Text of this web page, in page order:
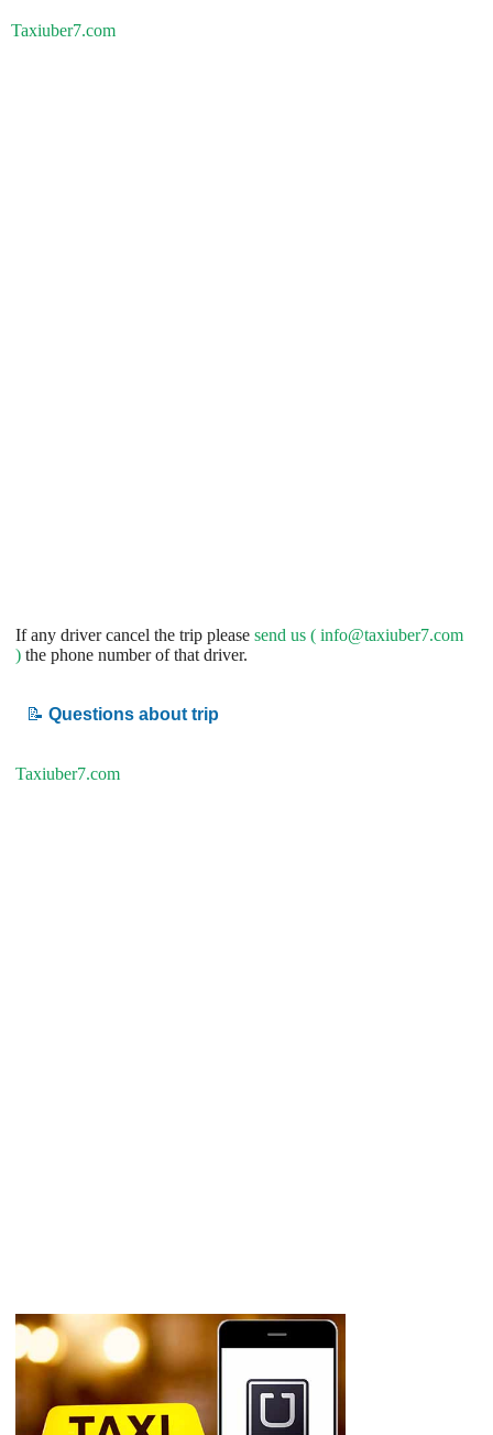
Taxiuber7.com
If any driver cancel the trip please send us ( info@taxiuber7.com
) the phone number of that driver.
📝 Questions about trip
Taxiuber7.com